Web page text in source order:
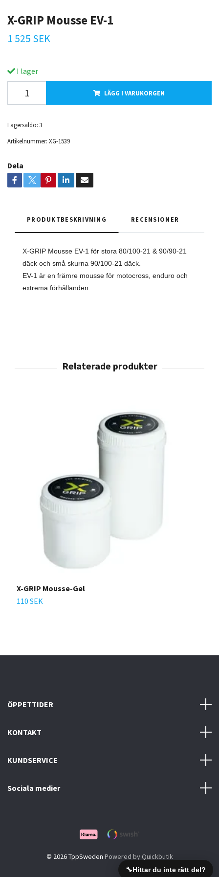
🔧Hittar du inte rätt del?
X-GRIP Mousse EV-1
1 525 SEK
I lager
LÄGG I VARUKORGEN
Lagersaldo: 3
Artikelnummer: XG-1539
Dela
PRODUKTBESKRIVNING RECENSIONER
X-GRIP Mousse EV-1 för stora 80/100-21 & 90/90-21
däck och små skurna 90/100-21 däck.
EV-1 är en främre mousse för motocross, enduro och
extrema förhållanden.
X-GRIP Mousse-Gel
110 SEK
ÖPPETTIDER
KONTAKT
KUNDSERVICE
Sociala medier
© 2026 TppSweden Powered by Quickbutik